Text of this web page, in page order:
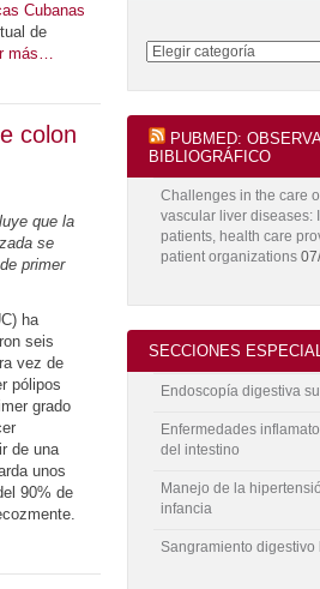
Cubanas
de
más…
colon
que la
se
primer
ha
seis
vez de
pólipos
grado
de una
unos
90% de
PUBMED:
BIBLIOGRÁFICO
Challenges in the care
vascular liver diseases:
patients, health care
patient organizations
SECCIONES
Endoscopía digestiva
Enfermedades
del intestino
Manejo de la
infancia
Sangramiento digestivo